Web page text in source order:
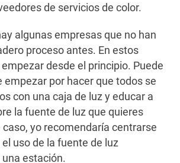
de servicios de color.
algunas empresas que no han
proceso antes. En estos
desde el principio. Puede
empezar por hacer que todos se
con una caja de luz y educar a
la fuente de luz que quieres
caso, yo recomendaría centrarse
uso de la fuente de luz
estación.